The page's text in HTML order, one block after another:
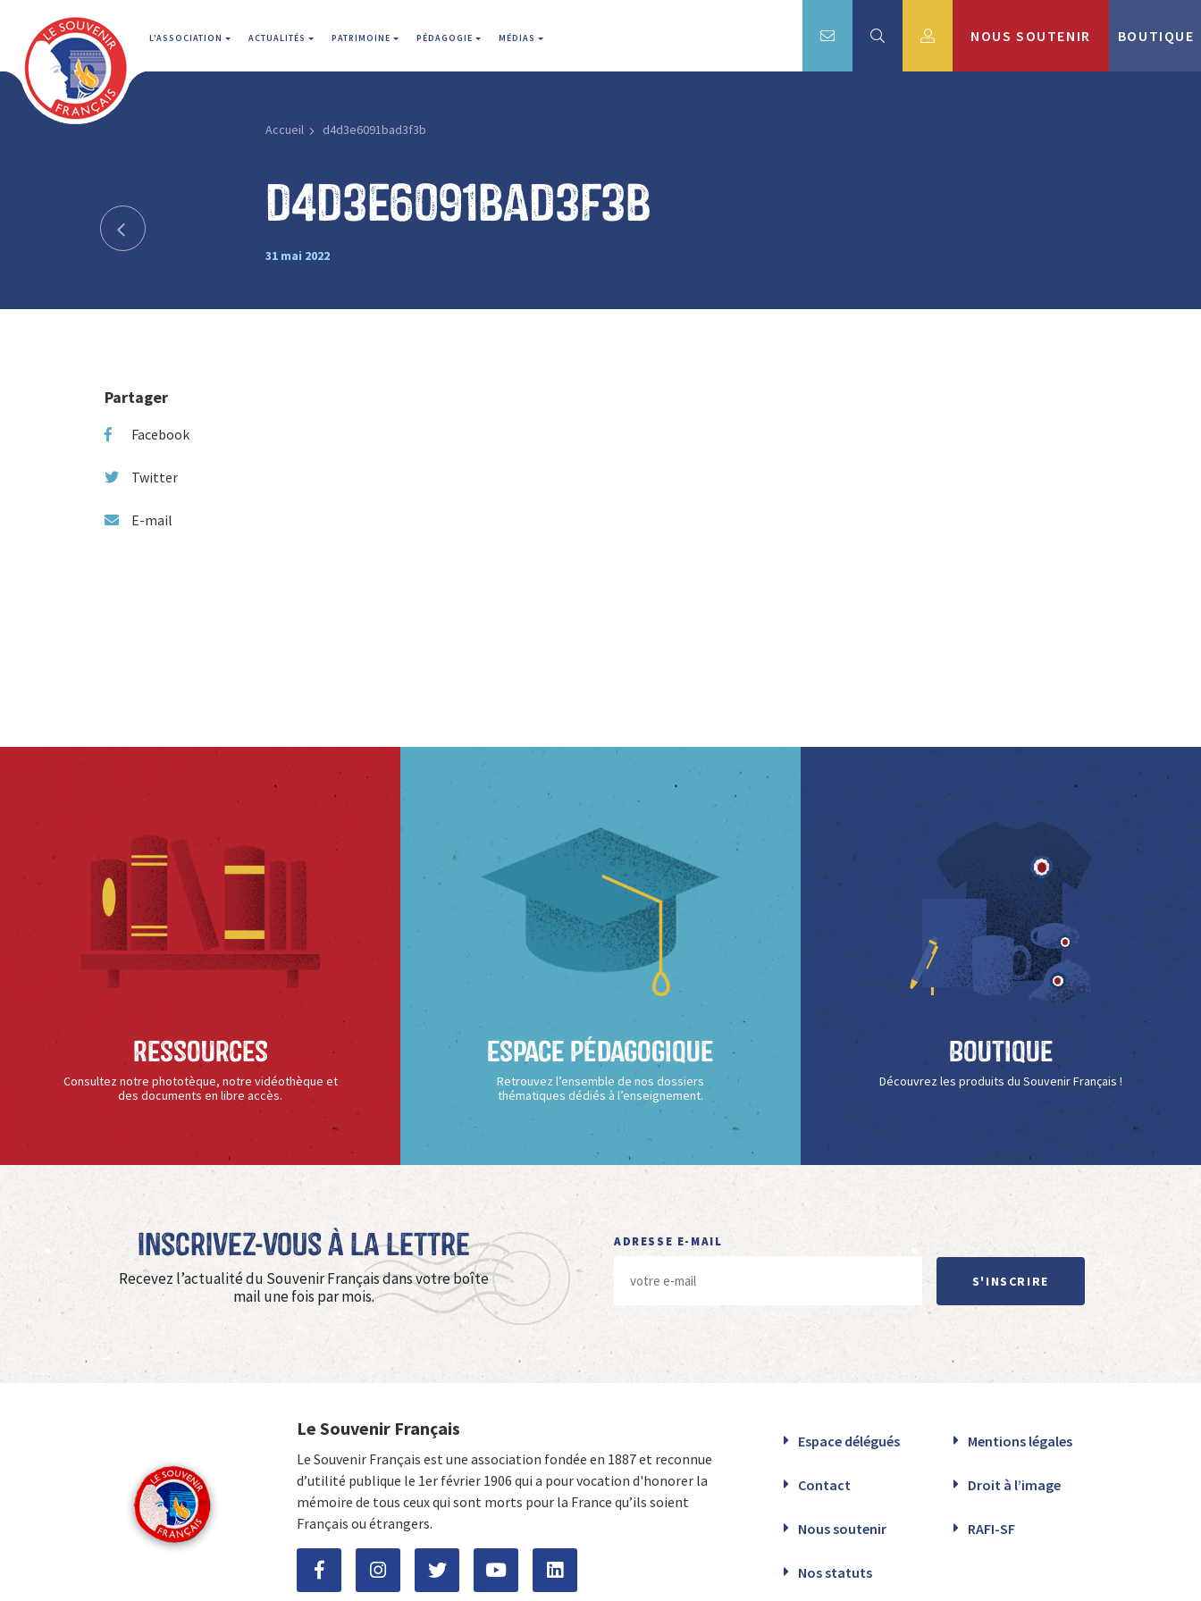
L'ASSOCIATION ACTUALITÉS PATRIMOINE PÉDAGOGIE MÉDIAS NOUS SOUTENIR BOUTIQUE
Accueil d4d3e6091bad3f3b
d4d3e6091bad3f3b
31 mai 2022
Partager
Facebook
Twitter
E-mail
Ressources
Consultez notre phototèque, notre vidéothèque et
des documents en libre accès.
Espace Pédagogique
Retrouvez l’ensemble de nos dossiers
thématiques dédiés à l’enseignement.
Boutique
Découvrez les produits du Souvenir Français !
Inscrivez-vous à La Lettre
Recevez l’actualité du Souvenir Français dans votre boîte
mail une fois par mois.
ADRESSE E-MAIL
S'INSCRIRE
Le Souvenir Français
Le Souvenir Français est une association fondée en 1887 et reconnue
d’utilité publique le 1er février 1906 qui a pour vocation d'honorer la
mémoire de tous ceux qui sont morts pour la France qu’ils soient
Français ou étrangers.
Espace délégués Mentions légales
Contact Droit à l’image
Nous soutenir RAFI-SF
Nos statuts